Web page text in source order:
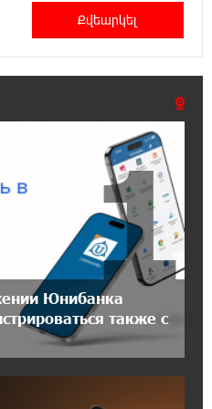
Innovation Center помогают
навыки
Ucom в Шенаване
станция мощностью
поездку в Италию среди
Юнибанка
также с
1